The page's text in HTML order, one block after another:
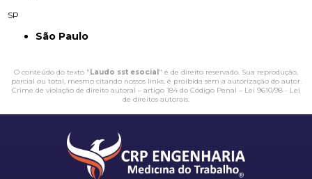
SP
São Paulo
O conteúdo do texto " Laudo sst esocial " é de direito reservado. Sua reprodução,
parcial ou total, mesmo citando nossos links, é proibida sem a autorização do autor.
Crime de violação de direito autoral – artigo 184 do Código Penal – Lei 9610/98 - Lei
de direitos autorais.